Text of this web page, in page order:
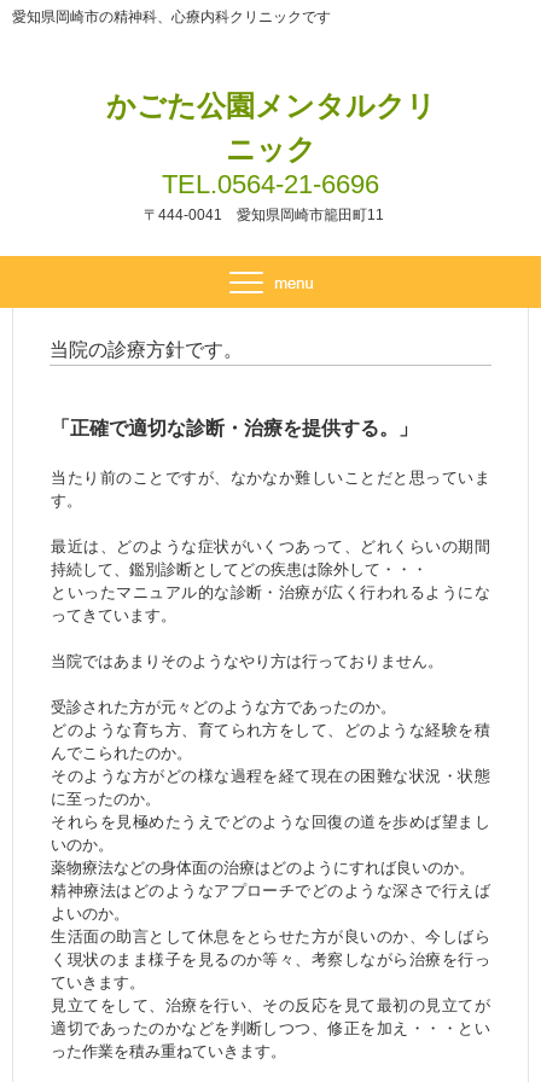
かごた公園メンタルクリ
ニック
愛知県岡崎市の精神科、心療内科クリニックです
TEL.0564-21-6696
〒444-0041 愛知県岡崎市籠田町11
当院の診療方針です。
「正確で適切な診断・治療を提供する。」
当たり前のことですが、なかなか難しいことだと思っていま
す。
最近は、どのような症状がいくつあって、どれくらいの期間
持続して、鑑別診断としてどの疾患は除外して・・・
といったマニュアル的な診断・治療が広く行われるようにな
ってきています。
当院ではあまりそのようなやり方は行っておりません。
受診された方が元々どのような方であったのか。
どのような育ち方、育てられ方をして、どのような経験を積
んでこられたのか。
そのような方がどの様な過程を経て現在の困難な状況・状態
に至ったのか。
それらを見極めたうえでどのような回復の道を歩めば望まし
いのか。
薬物療法などの身体面の治療はどのようにすれば良いのか。
精神療法はどのようなアプローチでどのような深さで行えば
よいのか。
生活面の助言として休息をとらせた方が良いのか、今しばら
く現状のまま様子を見るのか等々、考察しながら治療を行っ
ていきます。
見立てをして、治療を行い、その反応を見て最初の見立てが
適切であったのかなどを判断しつつ、修正を加え・・・とい
った作業を積み重ねていきます。